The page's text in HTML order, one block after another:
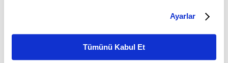
belirleyebilirsiniz. Çerezlere ilişkin detaylı bilgi için
Ayarlar butonuna tıklayabilir,Çerez Bilgilendirme
Metnimizi ziyaret edebilirsiniz.
6698 sayılı Kişisel Verilerin Korunması Kanunu uyarınca
Ayarlar
Tümünü Kabul Et